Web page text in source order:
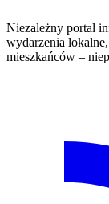
Niezależny portal
wydarzenia
mieszkańców –